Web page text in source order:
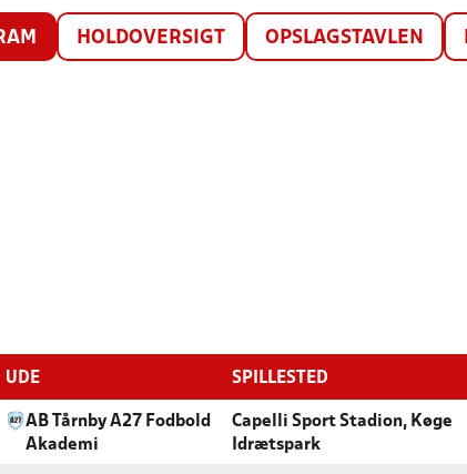
HOLDOVERSIGT OPSLAGSTAVLEN
UDE SPILLESTED
AB Tårnby A27 Fodbold
Akademi
Capelli Sport Stadion, Køge
Idrætspark